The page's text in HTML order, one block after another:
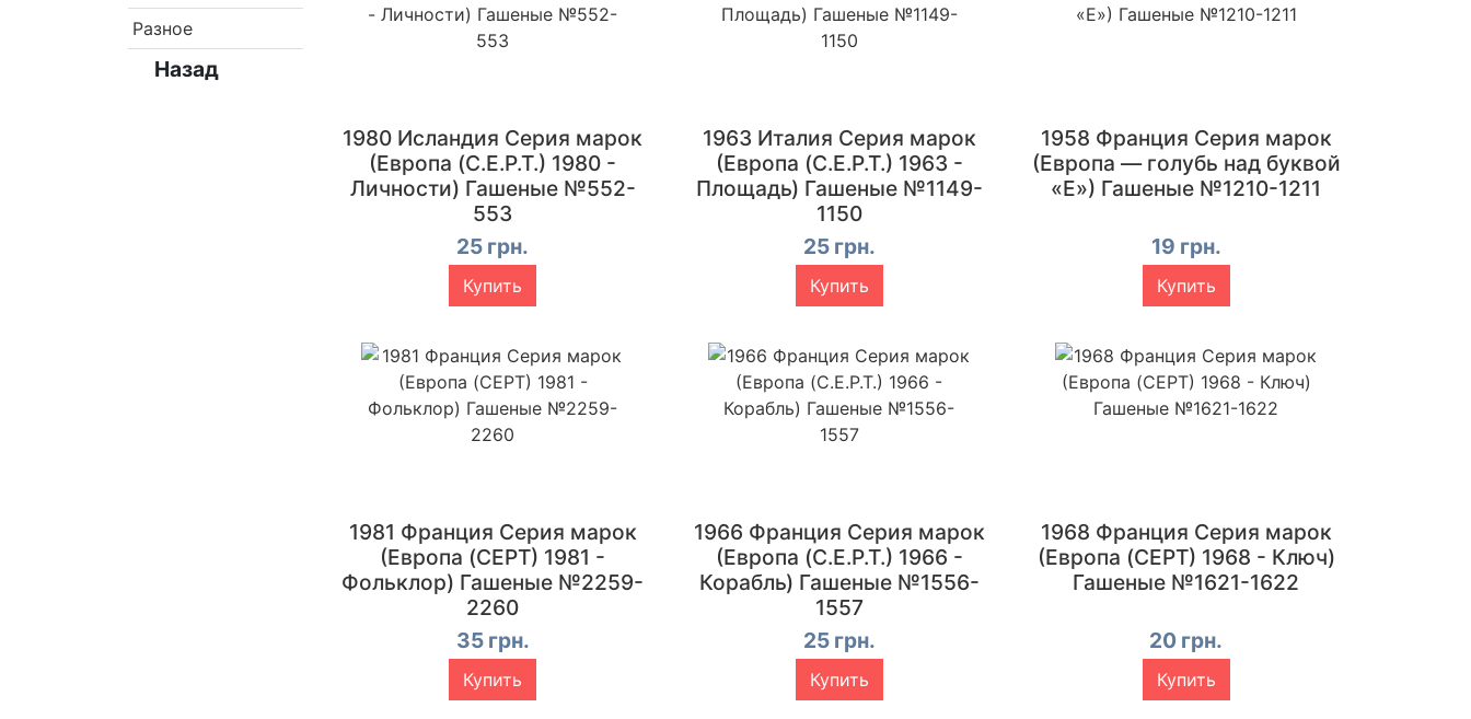
1980 Исландия Серия марок
(Европа (C.E.P.T.) 1980 -
Личности) Гашеные №552-
553
25 грн.
Купить
1963 Италия Серия марок
(Европа (C.E.P.T.) 1963 -
Площадь) Гашеные №1149-
1150
25 грн.
Купить
1958 Франция Серия марок
(Европа — голубь над буквой
«Е») Гашеные №1210-1211
19 грн.
Купить
1981 Франция Серия марок
(Европа (CEPT) 1981 -
Фольклор) Гашеные №2259-
2260
35 грн.
Купить
1966 Франция Серия марок
(Европа (C.E.P.T.) 1966 -
Корабль) Гашеные №1556-
1557
25 грн.
Купить
1968 Франция Серия марок
(Европа (CEPT) 1968 - Ключ)
Гашеные №1621-1622
20 грн.
Купить
Разное
Назад